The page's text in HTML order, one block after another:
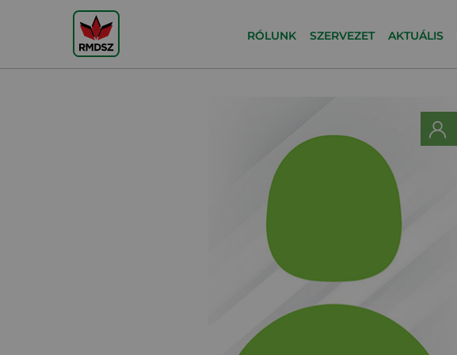
RÓLUNK SZERVEZET AKTUÁLIS